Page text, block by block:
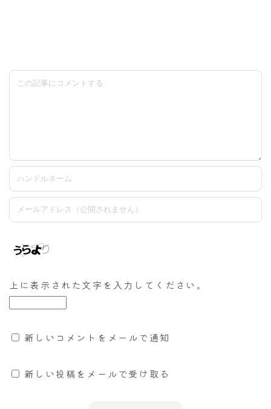
上に表示された文字を入力してください。
新しいコメントをメールで通知
新しい投稿をメールで受け取る